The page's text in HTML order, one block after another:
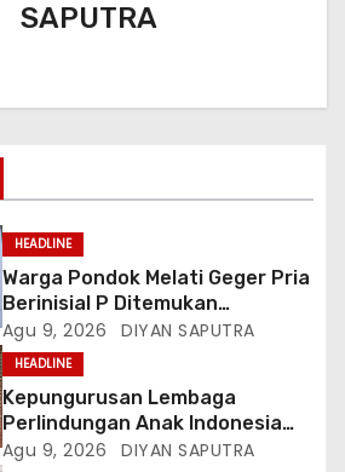
SAPUTRA
HEADLINE
Warga Pondok Melati Geger Pria
Berinisial P Ditemukan
Meninggal Diduga Akibat
Tekanan Hutang
Agu 9, 2026 DIYAN SAPUTRA
HEADLINE
Kepungurusan Lembaga
Perlindungan Anak Indonesia
(LPAI) Periode 2026-2031
Agu 9, 2026 DIYAN SAPUTRA